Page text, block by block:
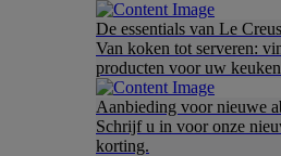
De essentials van Le
Van koken tot serveren:
producten voor uw
Aanbieding voor nieuwe
Schrijf u in voor onze
korting.